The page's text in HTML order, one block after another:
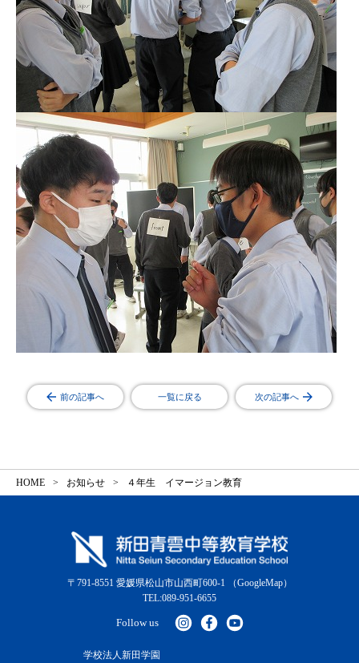
前の記事へ 一覧に戻る 次の記事へ
HOME お知らせ ４年生 イマージョン教育
〒791-8551 愛媛県松山市山西町600-1
（GoogleMap）
TEL:089-951-6655
Follow us
学校法人新田学園